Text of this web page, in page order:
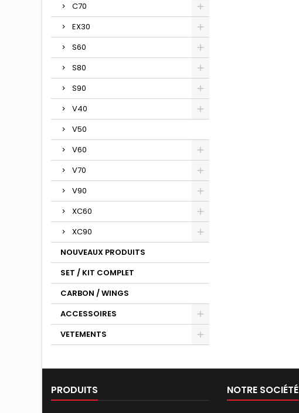
C70
EX30
S60
S80
S90
V40
V50
V60
V70
V90
XC60
XC90
NOUVEAUX PRODUITS
SET / KIT COMPLET
CARBON / WINGS
ACCESSOIRES
VETEMENTS
PRODUITS NOTRE SOCIÉTÉ